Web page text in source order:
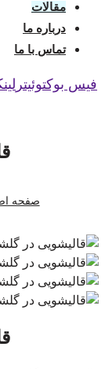
مقالات
درباره ما
تماس با ما
فیس بوکتوئیتر
صفحه